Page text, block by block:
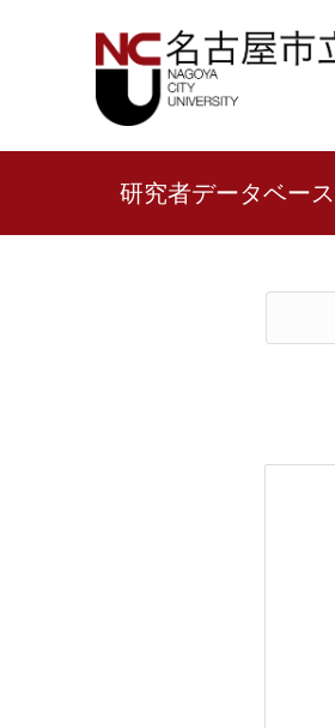
研究者データベース